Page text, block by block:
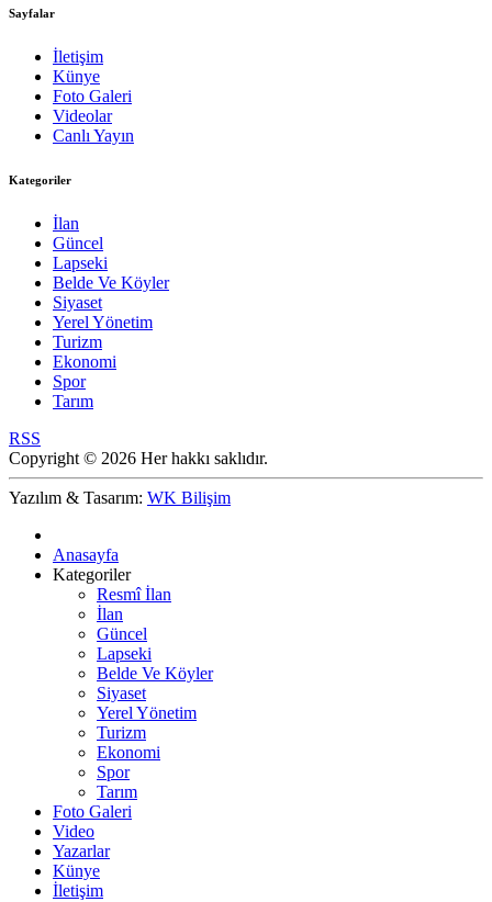
Sayfalar
İletişim
Künye
Foto Galeri
Videolar
Canlı Yayın
Kategoriler
İlan
Güncel
Lapseki
Belde Ve Köyler
Siyaset
Yerel Yönetim
Turizm
Ekonomi
Spor
Tarım
RSS
Copyright © 2026 Her hakkı saklıdır.
Yazılım & Tasarım: WK Bilişim
Anasayfa
Kategoriler
Resmî İlan
İlan
Güncel
Lapseki
Belde Ve Köyler
Siyaset
Yerel Yönetim
Turizm
Ekonomi
Spor
Tarım
Foto Galeri
Video
Yazarlar
Künye
İletişim